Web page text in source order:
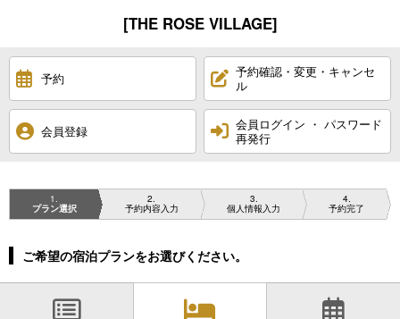
[THE ROSE VILLAGE]
予約
予約確認・変更・キャンセ
ル
会員登録
会員ログイン ・ パスワード
再発行
1
プラン選択
2
予約内容入力
3
個人情報入力
4
予約完了
ご希望の宿泊プランをお選びください。